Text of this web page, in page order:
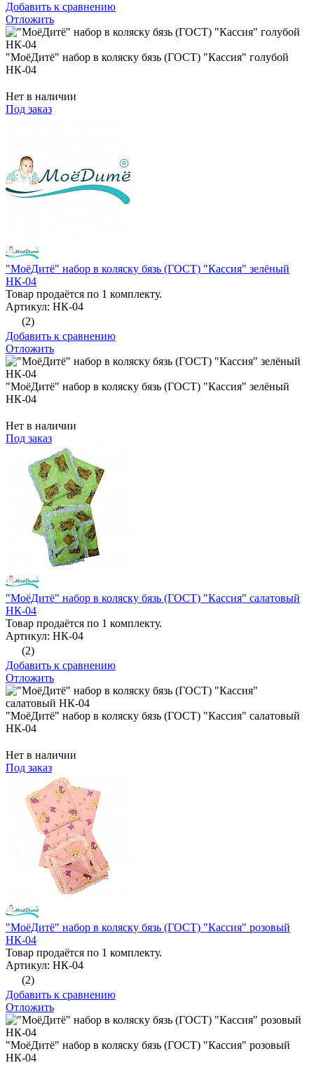
Добавить к сравнению
Отложить
"МоёДитё" набор в коляску бязь (ГОСТ) "Кассия" голубой
НК-04
Нет в наличии
Под заказ
"МоёДитё" набор в коляску бязь (ГОСТ) "Кассия" зелёный
НК-04
Товар продаётся по 1 комплекту.
Артикул: НК-04
(2)
Добавить к сравнению
Отложить
"МоёДитё" набор в коляску бязь (ГОСТ) "Кассия" зелёный
НК-04
Нет в наличии
Под заказ
"МоёДитё" набор в коляску бязь (ГОСТ) "Кассия" салатовый
НК-04
Товар продаётся по 1 комплекту.
Артикул: НК-04
(2)
Добавить к сравнению
Отложить
"МоёДитё" набор в коляску бязь (ГОСТ) "Кассия" салатовый
НК-04
Нет в наличии
Под заказ
"МоёДитё" набор в коляску бязь (ГОСТ) "Кассия" розовый
НК-04
Товар продаётся по 1 комплекту.
Артикул: НК-04
(2)
Добавить к сравнению
Отложить
"МоёДитё" набор в коляску бязь (ГОСТ) "Кассия" розовый
НК-04